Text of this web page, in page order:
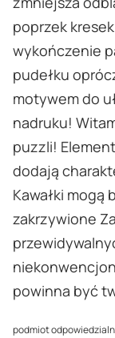
poprzek
wykończenie
pudełku
motywem do
nadruku!
puzzli!
dodają
Kawałki mogą
zakrzywione
powinna być
podmiot